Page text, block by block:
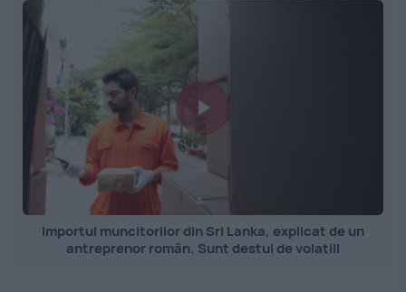
Importul muncitorilor din Sri Lanka, explicat de un
antreprenor român. Sunt destul de volatili